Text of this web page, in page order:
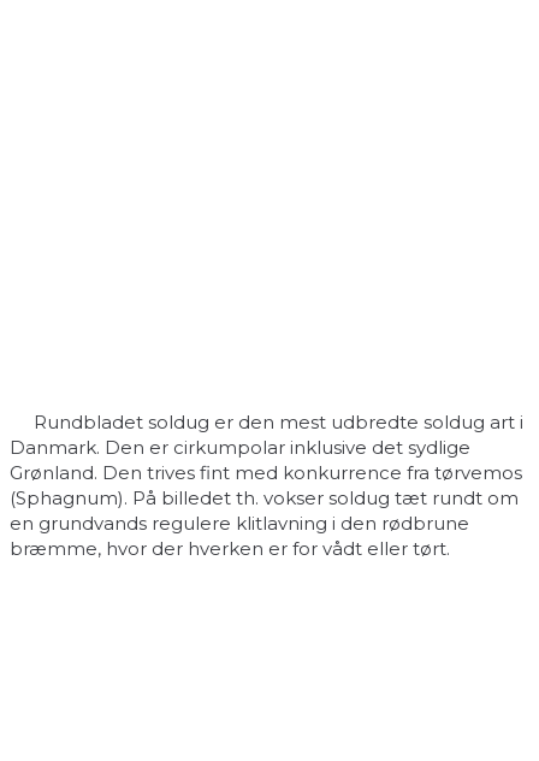
Rundbladet soldug er den mest udbredte soldug art i
Danmark. Den er cirkumpolar inklusive det sydlige
Grønland. Den trives fint med konkurrence fra tørvemos
(Sphagnum). På billedet th. vokser soldug tæt rundt om
en grundvands regulere klitlavning i den rødbrune
bræmme, hvor der hverken er for vådt eller tørt.